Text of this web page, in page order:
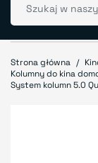
Strona główna
Kolumny do kina
System kolumn 5.0